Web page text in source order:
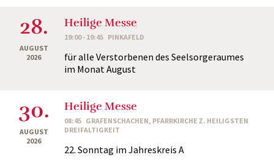
28.
AUGUST
2026
Heilige Messe
19:00 - 19:45 PINKAFELD
für alle Verstorbenen des Seelsorgeraumes
im Monat August
30.
AUGUST
2026
Heilige Messe
08:45 GRAFENSCHACHEN, PFARRKIRCHE Z. HEILIGSTEN
DREIFALTIGKEIT
22. Sonntag im Jahreskreis A